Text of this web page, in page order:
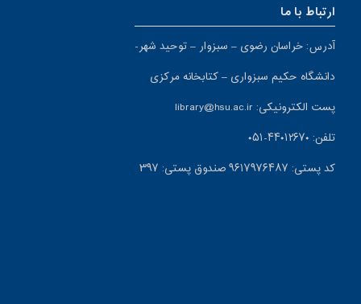
ارتباط با ما
آدرس: خراسان رضوی – سبزوار – توحید شهر-
دانشگاه حکیم سبزواری – کتابخانه مرکزی
پست الکترونیکی: library@hsu.ac.ir
تلفن: ۴۴۰۱۲۶۷۰-۰۵۱
کد پستی: ۹۶۱۷۹۷۶۴۸۷ صندوق پستی: ۳۹۷